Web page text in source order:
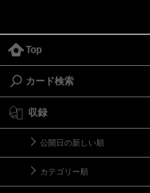
Top
カード検索
収録
公開日の新しい順
カテゴリー順